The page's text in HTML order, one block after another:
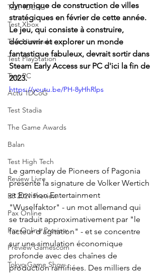
Test 1DCoG
Test Xbox
Test Nintendo
Test PlayStation
Test PC
Actu 1DCoG
Test Stadia
The Game Awards
Balan
Test High Tech
Review Livre
E3 2021 Preview
Pax Online
Pax Online Preview
Preview Gamescom
Tokyo Game Show
dynamique de construction de villes
stratégiques en février de cette année.
Le jeu, qui consiste à construire,
découvrir et explorer un monde
fantastique fabuleux, devrait sortir dans
Steam Early Access sur PC d'ici la fin de
2023.
https://youtu.be/PH-8yHhRlps
Le gameplay de Pioneers of Pagonia
présente la signature de Volker Wertich
et Envision Entertainment
"Wuselfaktor" - un mot allemand qui
se traduit approximativement par "le
facteur d'agitation" - et se concentre
sur une simulation économique
profonde avec des chaînes de
production ramifiées. Des milliers de